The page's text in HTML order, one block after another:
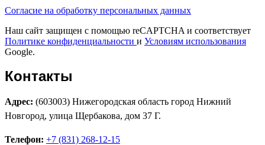
Согласие на обработку персональных данных
Наш сайт защищен с помощью reCAPTCHA и соответствует
Политике конфиденциальности и Условиям использования
Google.
Контакты
Адрес: (603003) Нижегородская область город Нижний
Новгород, улица Щербакова, дом 37 Г.
Телефон: +7 (831) 268-12-15